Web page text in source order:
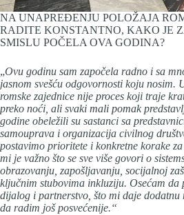
NA UNAPREĐENJU POLOŽAJA
RADITE KONSTANTNO, KAKO JE
SMISLU POČELA OVA GODINA?
„Ovu godinu sam započela radno i sa
jasnom svešću odgovornosti koju nosim.
romske zajednice nije proces koji traje
preko noći, ali svaki mali pomak
godine obeležili su sastanci sa
samouprava i organizacija civilnog
postavimo prioritete i konkretne korake
mi je važno što se sve više govori o
obrazovanju, zapošljavanju, socijalnoj
ključnim stubovima inkluziju. Osećam da
dijalog i partnerstvo, što mi daje dodatnu
da radim još posvećenije.“